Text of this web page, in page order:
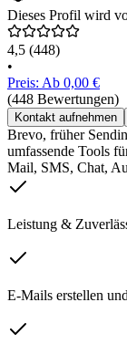
Dieses Profil wird
4,5 (448)
•
Preis: Ab 0,00 €
(448 Bewertungen)
Kontakt aufnehmen
Brevo, früher
umfassende Tools
Mail, SMS, Chat,
Leistung &
E-Mails erstellen